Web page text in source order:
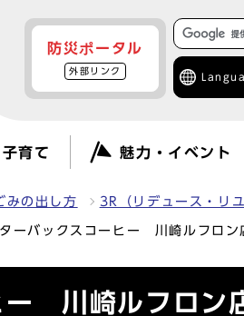
防災ポータル
外部リンク
育て 魅力・イベント
みの出し方 3R（リデュース・リ
ーバックスコーヒー 川崎ルフロン
ー 川崎ルフロン